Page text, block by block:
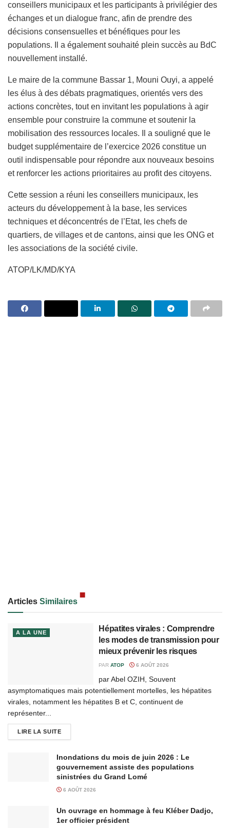
conseillers municipaux et les participants à privilégier des
échanges et un dialogue franc, afin de prendre des
décisions consensuelles et bénéfiques pour les
populations. Il a également souhaité plein succès au BdC
nouvellement installé.
Le maire de la commune Bassar 1, Mouni Ouyi, a appelé
les élus à des débats pragmatiques, orientés vers des
actions concrètes, tout en invitant les populations à agir
ensemble pour construire la commune et soutenir la
mobilisation des ressources locales. Il a souligné que le
budget supplémentaire de l’exercice 2026 constitue un
outil indispensable pour répondre aux nouveaux besoins
et renforcer les actions prioritaires au profit des citoyens.
Cette session a réuni les conseillers municipaux, les
acteurs du développement à la base, les services
techniques et déconcentrés de l’Etat, les chefs de
quartiers, de villages et de cantons, ainsi que les ONG et
les associations de la société civile.
ATOP/LK/MD/KYA
Articles Similaires
A LA UNE
Hépatites virales : Comprendre
les modes de transmission pour
mieux prévenir les risques
PAR ATOP 6 AOÛT 2026
par Abel OZIH, Souvent
asymptomatiques mais potentiellement mortelles, les hépatites
virales, notamment les hépatites B et C, continuent de
représenter...
LIRE LA SUITE
Inondations du mois de juin 2026 : Le
gouvernement assiste des populations
sinistrées du Grand Lomé
6 AOÛT 2026
Un ouvrage en hommage à feu Kléber Dadjo,
1er officier président